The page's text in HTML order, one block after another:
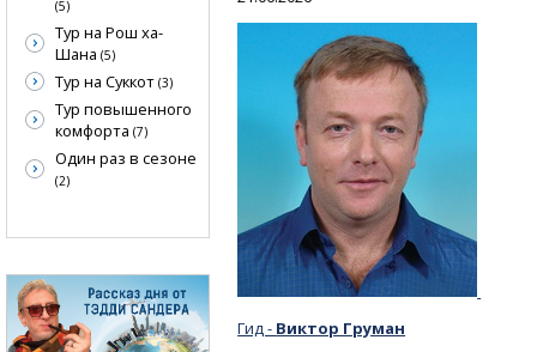
Гид - Виктор Груман
(5)
Тур на Рош ха-
Шана (5)
Тур на Суккот (3)
Тур повышенного
комфорта (7)
Один раз в сезоне
(2)